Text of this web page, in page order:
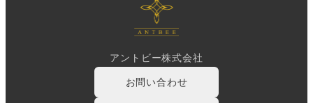
アントビー株式会社
お問い合わせ